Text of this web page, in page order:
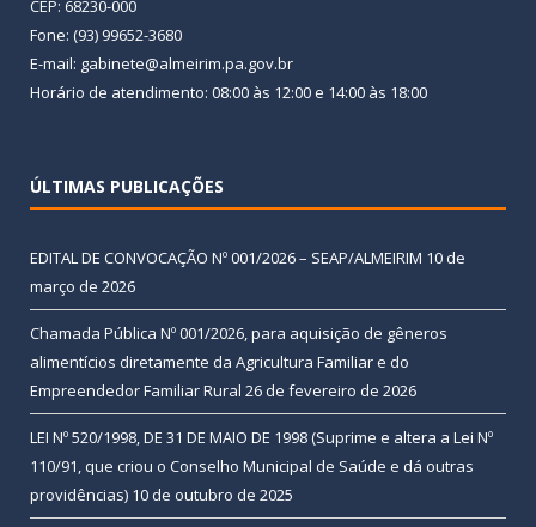
CEP: 68230-000
Fone: (93) 99652-3680
E-mail: gabinete@almeirim.pa.gov.br
Horário de atendimento: 08:00 às 12:00 e 14:00 às 18:00
ÚLTIMAS PUBLICAÇÕES
EDITAL DE CONVOCAÇÃO Nº 001/2026 – SEAP/ALMEIRIM 10 de
março de 2026
Chamada Pública Nº 001/2026, para aquisição de gêneros
alimentícios diretamente da Agricultura Familiar e do
Empreendedor Familiar Rural 26 de fevereiro de 2026
LEI Nº 520/1998, DE 31 DE MAIO DE 1998 (Suprime e altera a Lei Nº
110/91, que criou o Conselho Municipal de Saúde e dá outras
providências) 10 de outubro de 2025